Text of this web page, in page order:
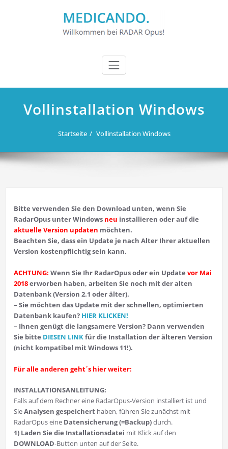
Vollinstallation Windows
Startseite Vollinstallation Windows
Bitte verwenden Sie den Download unten, wenn Sie
RadarOpus unter Windows neu installieren oder auf die
aktuelle Version updaten möchten.
Beachten Sie, dass ein Update je nach Alter Ihrer aktuellen
Version kostenpflichtig sein kann.
ACHTUNG: Wenn Sie Ihr RadarOpus oder ein Update vor Mai
2018erworben haben, arbeiten Sie noch mit der alten
Datenbank (Version 2.1 oder älter).
– Sie möchten das Update mit der schnellen, optimierten
Datenbank kaufen? HIER KLICKEN!
– Ihnen genügt die langsamere Version? Dann verwenden
Sie bitte DIESEN LINKfür die Installation der älteren Version
(nicht kompatibel mit Windows 11!).
Für alle anderen geht´s hier weiter:
INSTALLATIONSANLEITUNG:
Falls auf dem Rechner eine RadarOpus-Version installiert ist und
SieAnalysen gespeicherthaben, führen Sie zunächst mit
RadarOpus eine Datensicherung(=Backup)durch.
1) Laden Sie die Installationsdatei mit Klick auf den
DOWNLOAD-Button unten auf der Seite.